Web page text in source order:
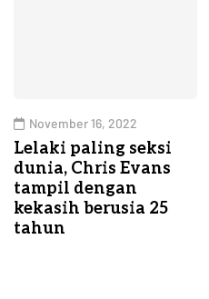
November 16, 2022
Lelaki paling seksi
dunia, Chris Evans
tampil dengan
kekasih berusia 25
tahun